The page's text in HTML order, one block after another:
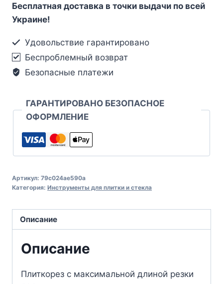
Бесплатная доставка в точки выдачи по всей
Украине!
Удовольствие гарантировано
Беспроблемный возврат
Безопасные платежи
ГАРАНТИРОВАНО БЕЗОПАСНОЕ
ОФОРМЛЕНИЕ
Артикул: 79c024ae590a
Категория: Инструменты для плитки и стекла
Описание
Описание
Плиткорез с максимальной длиной резки